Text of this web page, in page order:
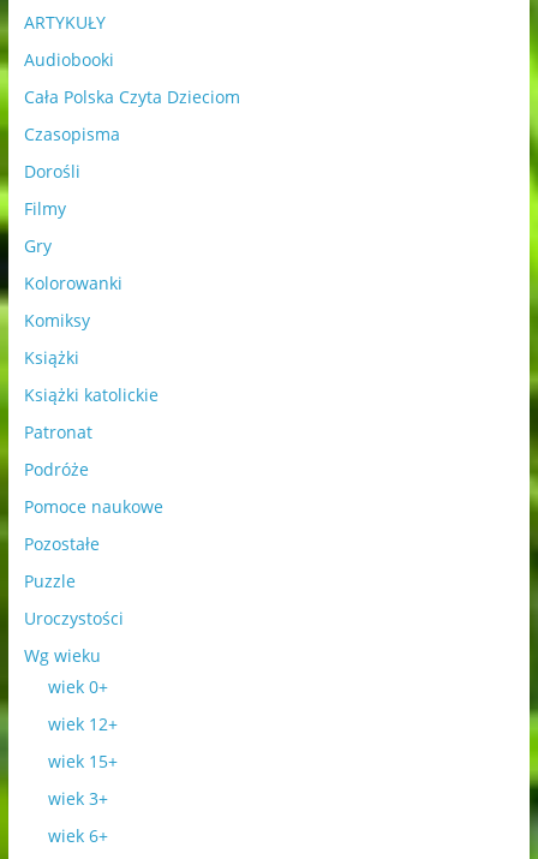
ARTYKUŁY
Audiobooki
Cała Polska Czyta Dzieciom
Czasopisma
Dorośli
Filmy
Gry
Kolorowanki
Komiksy
Książki
Książki katolickie
Patronat
Podróże
Pomoce naukowe
Pozostałe
Puzzle
Uroczystości
Wg wieku
wiek 0+
wiek 12+
wiek 15+
wiek 3+
wiek 6+